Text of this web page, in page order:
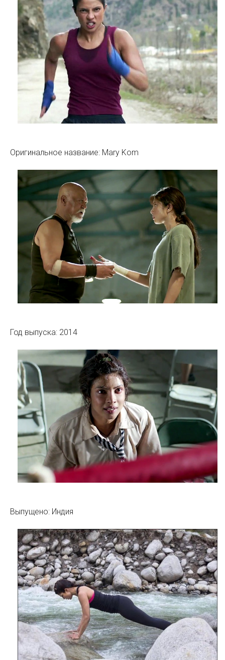
Оригинальное название: Mary Kom
Год выпуска: 2014
Выпущено: Индия